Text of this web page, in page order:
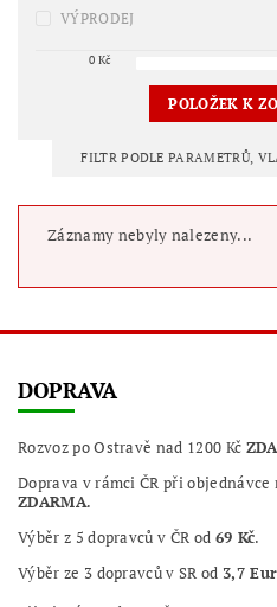
VÝPRODEJ
0 Kč
POLOŽEK K
FILTR PODLE PARAMETRŮ,
Záznamy nebyly nalezeny...
DOPRAVA
Rozvoz po Ostravě nad 1200 Kč
Doprava v rámci ČR při objednávce
ZDARMA.
Výběr z 5 dopravců v ČR od 69 Kč.
Výběr ze 3 dopravců v SR od 3,7 Eur